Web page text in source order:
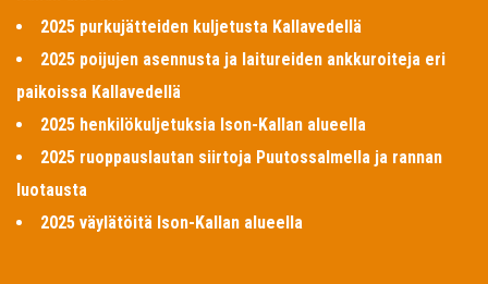
2025 purkujätteiden kuljetusta Kallavedellä
2025 poijujen asennusta ja laitureiden ankkuroiteja eri
paikoissa Kallavedellä
2025 henkilökuljetuksia Ison-Kallan alueella
2025 ruoppauslautan siirtoja Puutossalmella ja rannan
luotausta
2025 väylätöitä Ison-Kallan alueella